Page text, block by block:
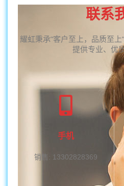
联系
耀虹秉承”客户至上，品质至
提供专业、优
手机
销售: 13302828369